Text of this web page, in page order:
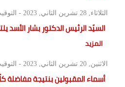
الثلاثاء, 28 تشرين الثاني, 2023 - التوقيت
السيّد الرئيس الدكتور بشار
المزيد
الاثنين, 20 تشرين الثاني, 2023 - التوقيت
أسماء المقبولين بنتيجة مفاضلة